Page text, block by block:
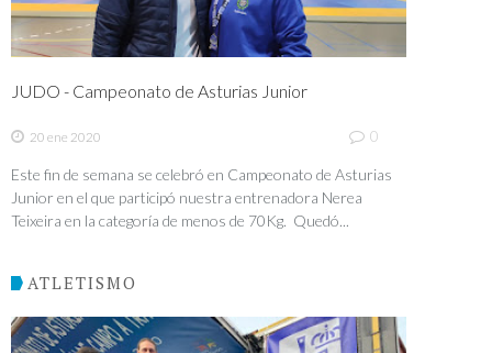
JUDO - Campeonato de Asturias Junior
20 ene 2020 0
Este fin de semana se celebró en Campeonato de Asturias
Junior en el que participó nuestra entrenadora Nerea
Teixeira en la categoría de menos de 70Kg. Quedó...
ATLETISMO